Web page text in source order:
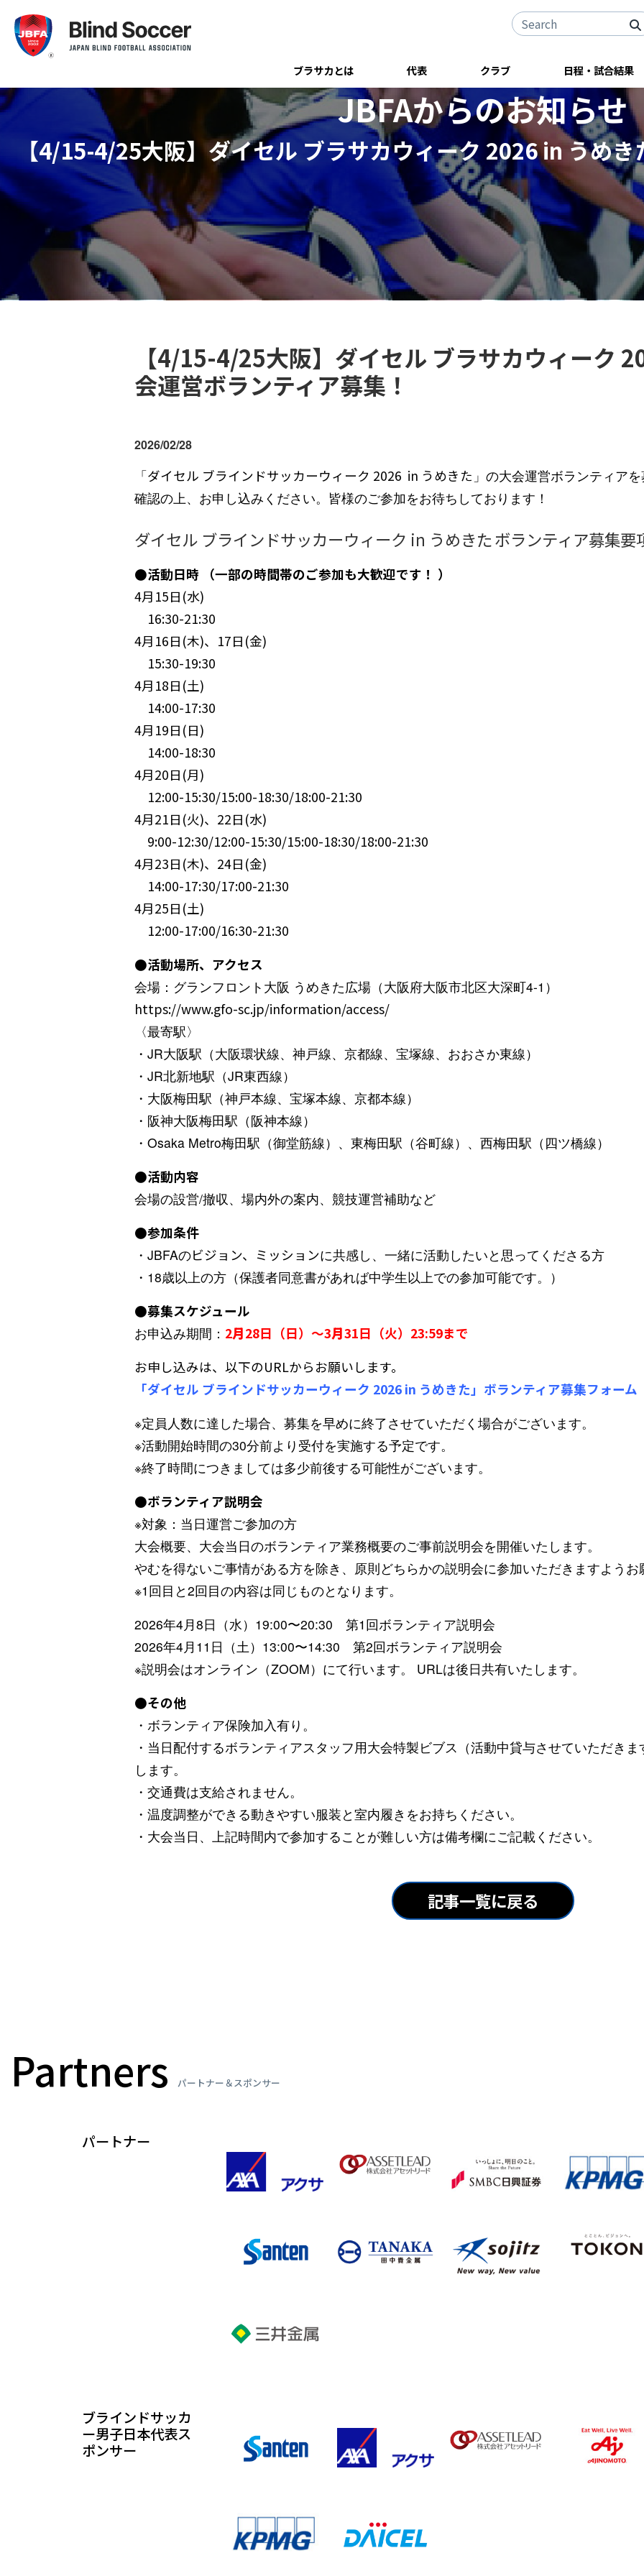
ブラサカとは 代表 クラブ 日程・試合結果
JBFAからのお知らせ
【4/15-4/25大阪】ダイセル ブラサカウィーク 2026 in うめ
【4/15-4/25大阪】ダイセル ブラサカウィーク
会運営ボランティア募集！
2026/02/28
「ダイセル ブラインドサッカーウィーク 2026 in うめきた 」の大会運営ボランティア
確認の上、お申し込みください。皆様のご参加をお待ちしております！
ダイセル ブラインドサッカーウィーク in うめきた ボランティア募集要
●活動日時 （一部の時間帯のご参加も大歓迎です！ ）
4月 15日(水)
16:30-21:30
4月16日(木)、17日(金)
15:30-19:30
4月18日(土)
14:00-17:30
4月19日(日)
14:00-18:30
4月20日(月)
12:00-15:30/15:00-18:30/18:00-21:30
4月21日(火)、22日(水)
9:00-12:30/12:00-15:30/15:00-18:30/18:00-21:30
4月23日(木)、24日(金)
14:00-17:30/17:00-21:30
4月25日(土)
12:00-17:00/16:30-21:30
●活動場所、アクセス
会場：グランフロント大阪 うめきた広場（大阪府大阪市北区大深町4-1）
https://www.gfo-sc.jp/information/access/
〈最寄駅〉
・JR大阪駅（大阪環状線、神戸線、京都線、宝塚線、おおさか東線）
・JR北新地駅（JR東西線）
・大阪梅田駅（神戸本線、宝塚本線、京都本線）
・阪神大阪梅田駅（阪神本線）
・Osaka Metro梅田駅（御堂筋線）、東梅田駅（谷町線）、西梅田駅（四ツ橋線）
●活動内容
会場の設営/撤収、場内外の案内、競技運営補助など
●参加条件
・JBFAのビジョン、ミッションに共感し、一緒に活動したいと思ってくださる方
・18歳以上の方（保護者同意書があれば中学生以上での参加可能です。）
●募集スケジュール
お申込み期間： 2月28日（日） 〜3月31日（火）23:59まで
お申し込みは、以下のURLからお願いします。
「ダイセル ブラインドサッカーウィーク 2026 in うめきた」ボランティア募集フォーム
※定員人数に達した場合、募集を早めに終了させていただく場合がございます。
※活動開始時間の30分前より受付を実施する予定です。
※終了時間につきましては多少前後する可能性がございます。
●ボランティア説明会
※対象：当日運営ご参加の方
大会概要、大会当日のボランティア業務概要のご事前説明会を開催いたします。
やむを得ないご事情がある方を除き、原則どちらかの説明会に参加いただきますようお
※1回目と2回目の内容は同じものとなります。
2026年4月8日（水）19:00〜20:30 第1回ボランティア説明会
2026年4月11日（土）13:00〜14:30 第2回ボランティア説明会
※説明会はオンライン（ZOOM）にて行います。 URLは後日共有いたします。
●その他
・ボランティア保険加入有り。
・当日配付するボランティアスタッフ用大会特製ビブス（活動中貸与させていただき
します。
・交通費は支給されません。
・温度調整ができる動きやすい服装と室内履きをお持ちください。
・大会当日、上記時間内で参加することが難しい方は備考欄にご記載ください。
記事一覧に戻る
Partners パートナー＆スポンサー
パートナー
ブラインドサッカ
ー男子日本代表ス
ポンサー